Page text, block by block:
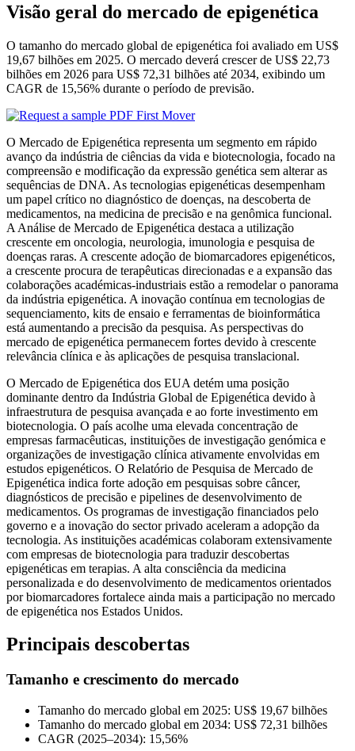
Visão geral do mercado de epigenética
O tamanho do mercado global de epigenética foi avaliado em US$
19,67 bilhões em 2025. O mercado deverá crescer de US$ 22,73
bilhões em 2026 para US$ 72,31 bilhões até 2034, exibindo um
CAGR de 15,56% durante o período de previsão.
O Mercado de Epigenética representa um segmento em rápido
avanço da indústria de ciências da vida e biotecnologia, focado na
compreensão e modificação da expressão genética sem alterar as
sequências de DNA. As tecnologias epigenéticas desempenham
um papel crítico no diagnóstico de doenças, na descoberta de
medicamentos, na medicina de precisão e na genômica funcional.
A Análise de Mercado de Epigenética destaca a utilização
crescente em oncologia, neurologia, imunologia e pesquisa de
doenças raras. A crescente adoção de biomarcadores epigenéticos,
a crescente procura de terapêuticas direcionadas e a expansão das
colaborações académicas-industriais estão a remodelar o panorama
da indústria epigenética. A inovação contínua em tecnologias de
sequenciamento, kits de ensaio e ferramentas de bioinformática
está aumentando a precisão da pesquisa. As perspectivas do
mercado de epigenética permanecem fortes devido à crescente
relevância clínica e às aplicações de pesquisa translacional.
O Mercado de Epigenética dos EUA detém uma posição
dominante dentro da Indústria Global de Epigenética devido à
infraestrutura de pesquisa avançada e ao forte investimento em
biotecnologia. O país acolhe uma elevada concentração de
empresas farmacêuticas, instituições de investigação genómica e
organizações de investigação clínica ativamente envolvidas em
estudos epigenéticos. O Relatório de Pesquisa de Mercado de
Epigenética indica forte adoção em pesquisas sobre câncer,
diagnósticos de precisão e pipelines de desenvolvimento de
medicamentos. Os programas de investigação financiados pelo
governo e a inovação do sector privado aceleram a adopção da
tecnologia. As instituições académicas colaboram extensivamente
com empresas de biotecnologia para traduzir descobertas
epigenéticas em terapias. A alta consciência da medicina
personalizada e do desenvolvimento de medicamentos orientados
por biomarcadores fortalece ainda mais a participação no mercado
de epigenética nos Estados Unidos.
Principais descobertas
Tamanho e crescimento do mercado
Tamanho do mercado global em 2025: US$ 19,67 bilhões
Tamanho do mercado global em 2034: US$ 72,31 bilhões
CAGR (2025–2034): 15,56%